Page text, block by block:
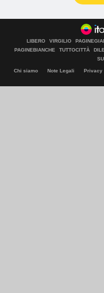
LIBERO VIRGILIO
PAGINEBIANCHE
TUTTOCITTÀ
Chi siamo Note Legali Privacy